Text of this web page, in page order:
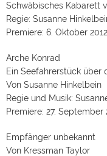
Schwäbisches Kabarett
Regie: Susanne
Premiere: 6. Oktober 2012
Arche Konrad
Ein Seefahrerstück über
Von Susanne Hinkelbein
Regie und Musik:
Premiere: 27. September
Empfänger unbekannt
Von Kressman Taylor